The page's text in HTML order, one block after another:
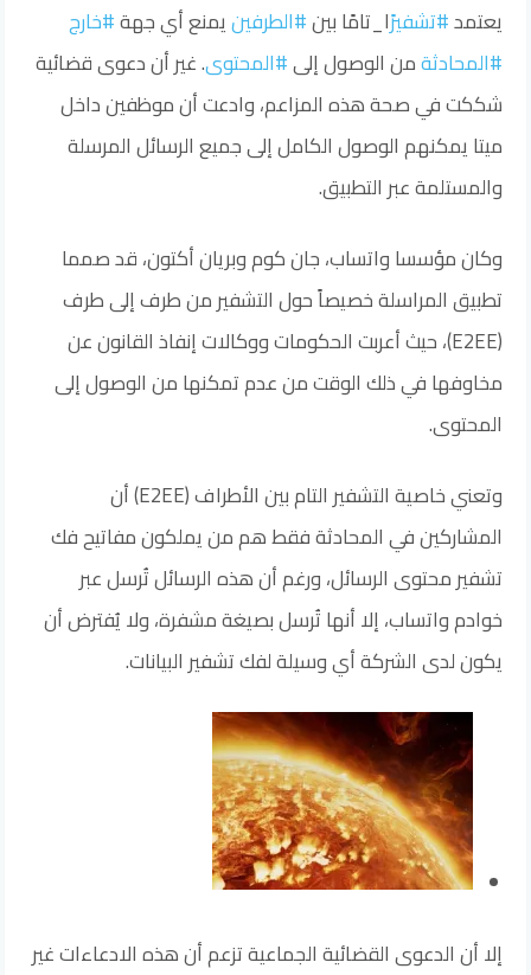
يعتمد#تشفيرًا_تامًا بين#الطرفينيمنع أي جهة#خارج
#المحادثةمن الوصول إلى#المحتوى. غير أن دعوى قضائية
شككت في صحة هذه المزاعم، وادعت أن موظفين داخل
ميتا يمكنهم الوصول الكامل إلى جميع الرسائل المرسلة
والمستلمة عبر التطبيق.
وكان مؤسسا واتساب، جان كوم وبريان أكتون، قد صمما
تطبيق المراسلة خصيصاً حول التشفير من طرف إلى طرف
(E2EE)، حيث أعربت الحكومات ووكالات إنفاذ القانون عن
مخاوفها في ذلك الوقت من عدم تمكنها من الوصول إلى
المحتوى.
وتعني خاصية التشفير التام بين الأطراف (E2EE) أن
المشاركين في المحادثة فقط هم من يملكون مفاتيح فك
تشفير محتوى الرسائل، ورغم أن هذه الرسائل تُرسل عبر
خوادم واتساب، إلا أنها تُرسل بصيغة مشفرة، ولا يُفترض أن
يكون لدى الشركة أي وسيلة لفك تشفير البيانات.
إلا أن الدعوى القضائية الجماعية تزعم أن هذه الادعاءات غير